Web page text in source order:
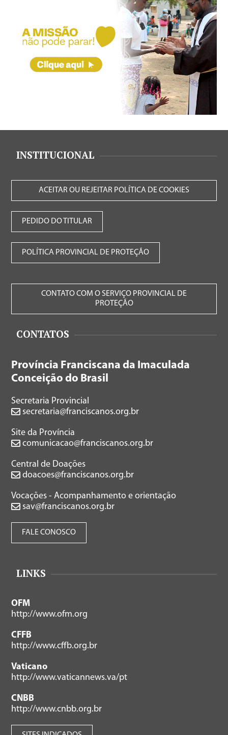
INSTITUCIONAL
ACEITAR OU REJEITAR POLÍTICA DE COOKIES
PEDIDO DO TITULAR
POLÍTICA PROVINCIAL DE PROTEÇÃO
CONTATO COM O SERVIÇO PROVINCIAL DE
PROTEÇÃO
CONTATOS
Província Franciscana da Imaculada
Conceição do Brasil
Secretaria Provincial
secretaria@franciscanos.org.br
Site da Província
comunicacao@franciscanos.org.br
Central de Doações
doacoes@franciscanos.org.br
Vocações - Acompanhamento e orientação
sav@franciscanos.org.br
FALE CONOSCO
LINKS
OFM
http://www.ofm.org
CFFB
http://www.cffb.org.br
Vaticano
http://www.vaticannews.va/pt
CNBB
http://www.cnbb.org.br